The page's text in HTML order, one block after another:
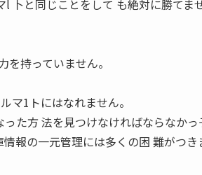
卜と同じことをして も絶対に勝てま
持っていません。
マ1トにはなれません。
た方 法を見つけなければならなかっ
報の一元管理には多くの困 難がつき